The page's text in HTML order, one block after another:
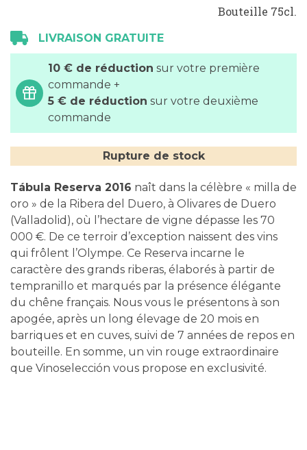
the
images
Bouteille 75cl.
LIVRAISON GRATUITE
10 € de réduction sur votre première
commande +
5 € de réduction sur votre deuxième
commande
Rupture de stock
Tábula Reserva 2016 naît dans la célèbre « milla de
oro » de la Ribera del Duero, à Olivares de Duero
(Valladolid), où l’hectare de vigne dépasse les 70
000 €. De ce terroir d’exception naissent des vins
qui frôlent l’Olympe. Ce Reserva incarne le
caractère des grands riberas, élaborés à partir de
tempranillo et marqués par la présence élégante
du chêne français. Nous vous le présentons à son
apogée, après un long élevage de 20 mois en
barriques et en cuves, suivi de 7 années de repos en
bouteille. En somme, un vin rouge extraordinaire
que Vinoselección vous propose en exclusivité.